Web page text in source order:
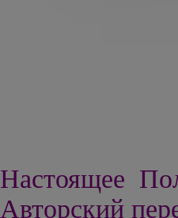
Настоящее
Авторский